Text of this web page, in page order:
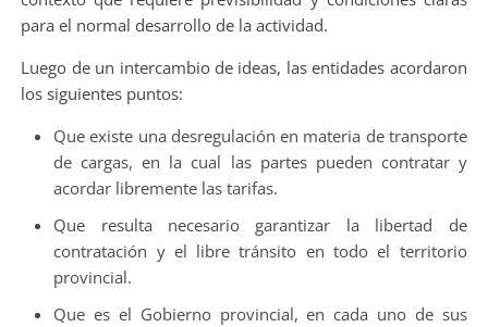
para el normal desarrollo de la actividad.
Luego de un intercambio de ideas, las entidades acordaron
los siguientes puntos:
Que existe una desregulación en materia de transporte
de cargas, en la cual las partes pueden contratar y
acordar libremente las tarifas.
Que resulta necesario garantizar la libertad de
contratación y el libre tránsito en todo el territorio
provincial.
Que es el Gobierno provincial, en cada uno de sus